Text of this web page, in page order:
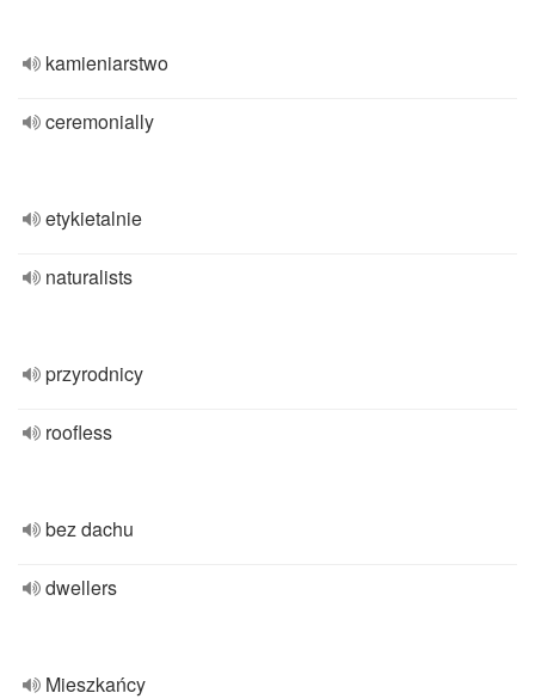
kamieniarstwo
ceremonially
etykietalnie
naturalists
przyrodnicy
roofless
bez dachu
dwellers
Mieszkańcy